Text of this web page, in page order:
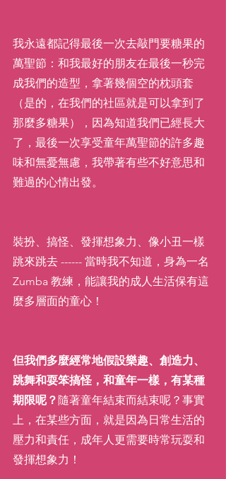
我永遠都記得最後一次去敲門要糖果的
萬聖節：和我最好的朋友在最後一秒完
成我們的造型，拿著幾個空的枕頭套
（是的，在我們的社區就是可以拿到了
那麼多糖果），因為知道我們已經長大
了，最後一次享受童年萬聖節的許多趣
味和無憂無慮，我帶著有些不好意思和
難過的心情出發。
裝扮、搞怪、發揮想象力、像小丑一樣
跳來跳去 ------ 當時我不知道，身為一名
Zumba 教練，能讓我的成人生活保有這
麼多層面的童心！
但我們多麼經常地假設樂趣、創造力、
跳舞和耍笨搞怪，和童年一樣，有某種
期限呢？ 隨著童年結束而結束呢？事實
上，在某些方面，就是因為日常生活的
壓力和責任，成年人更需要時常玩耍和
發揮想象力！